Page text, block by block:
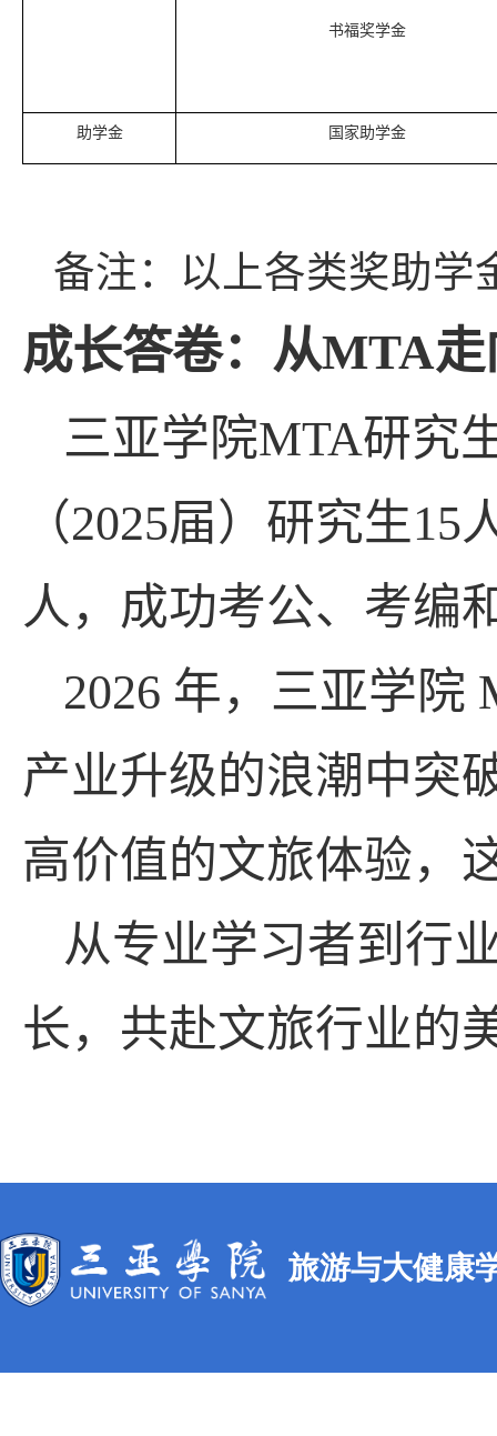
书福奖学金
助学金 国家助学金
备注：以上各类奖助学
成长答卷： 从MTA
三亚学院MTA研究
（2025届）研究生15
人，成功考公、考编
2026 年，三亚学院
产业升级的浪潮中突
高价值的文旅体验，
从专业学习者到行
长，共赴文旅行业的
旅游与大健康